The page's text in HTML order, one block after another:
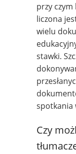
przy
liczona
wielu
stawki.
spotkania
Czy